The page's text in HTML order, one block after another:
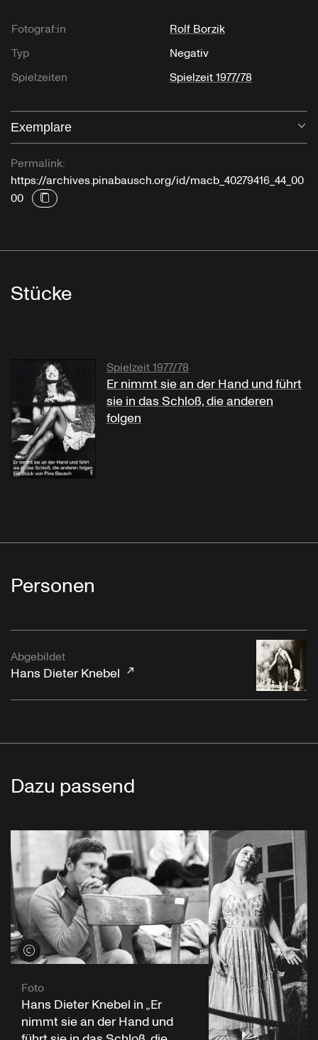
Fotograf:in
Rolf Borzik
Typ
Negativ
Spielzeiten
Spielzeit 1977/78
Exemplare
Permalink:
https://archives.pinabausch.org/id/macb_40279416_44_00
00
Stücke
Spielzeit 1977/78
Er nimmt sie an der Hand und führt
sie in das Schloß, die anderen
folgen
Personen
Abgebildet
Hans Dieter Knebel
Dazu passend
Credits öffnen
Foto
Hans Dieter Knebel in „Er
nimmt sie an der Hand und